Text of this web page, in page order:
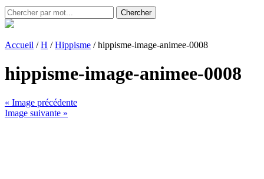
Chercher
Accueil /H /Hippisme / hippisme-image-animee-0008
hippisme-image-animee-0008
« Image précédente
Image suivante »